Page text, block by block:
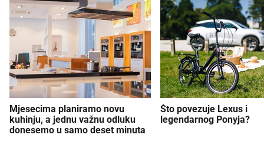
Mjesecima planiramo novu
kuhinju, a jednu važnu odluku
donesemo u samo deset minuta
Što povezuje Lexus i
legendarnog Ponyja?